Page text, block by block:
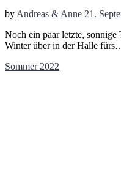
by Andreas & Anne 21.
Noch ein paar letzte,
Winter über in der Halle
Sommer 2022